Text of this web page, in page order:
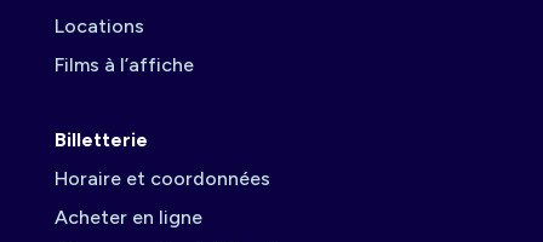
Locations
Films à l’affiche
Billetterie
Horaire et coordonnées
Acheter en ligne